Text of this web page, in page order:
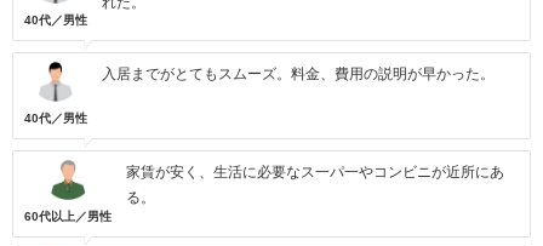
40代／男性
40代／男性
入居までがとてもスムーズ。料金、費用の説明が早かった。
60代以上／男性
家賃が安く、生活に必要なス一パ一やコンビニが近所にあ
る。